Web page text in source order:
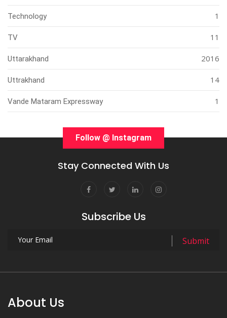
Technology 1
TV 11
Uttarakhand 2016
Uttrakhand 14
Vande Mataram Expressway 1
Follow @ Instagram
Stay Connected With Us
Subscribe Us
About Us